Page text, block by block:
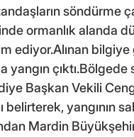
söndürme
ormanlık alanda
ediyor.Alınan
yangın
Başkan Vekili
belirterek, yangının
Mardin